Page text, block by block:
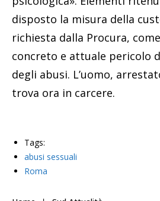
disposto la misura della
richiesta dalla Procura,
concreto e attuale pericolo
degli abusi. L’uomo,
trova ora in carcere.
Tags:
abusi sessuali
Roma